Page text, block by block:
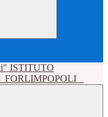
ISTITUTO
FORLIMPOPOLI